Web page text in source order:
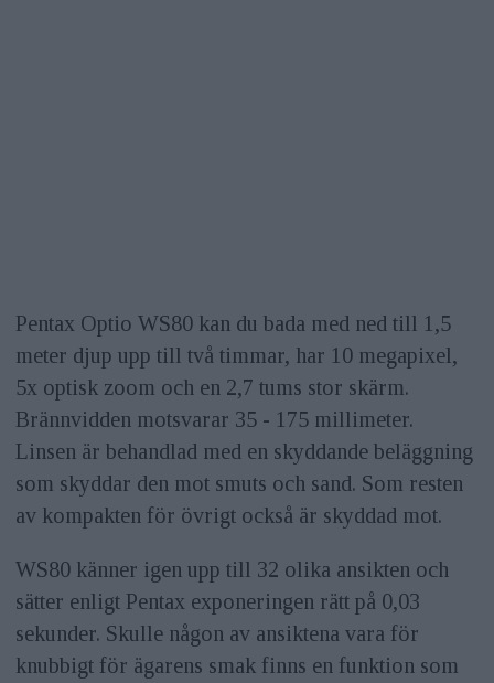
Pentax Optio WS80 kan du bada med ned till 1,5
meter djup upp till två timmar, har 10 megapixel,
5x optisk zoom och en 2,7 tums stor skärm.
Brännvidden motsvarar 35 - 175 millimeter.
Linsen är behandlad med en skyddande beläggning
som skyddar den mot smuts och sand. Som resten
av kompakten för övrigt också är skyddad mot.
WS80 känner igen upp till 32 olika ansikten och
sätter enligt Pentax exponeringen rätt på 0,03
sekunder. Skulle någon av ansiktena vara för
knubbigt för ägarens smak finns en funktion som